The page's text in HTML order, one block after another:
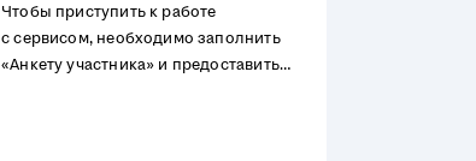
Чтобы приступить к работе
с сервисом, необходимо заполнить
«Анкету участника» и предоставить